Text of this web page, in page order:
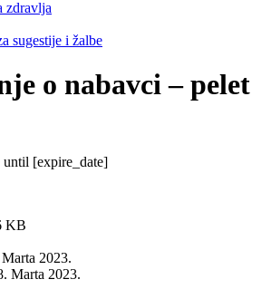
zdravlja
sugestije i žalbe
o nabavci – pelet
[expire_date]
KB
2023.
Marta 2023.